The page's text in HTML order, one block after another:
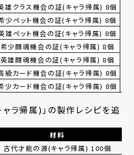
雄クラス機会の証(キャラ帰属) 8個
少ペット機会の証(キャラ帰属) 8個
雄ペット機会の証(キャラ帰属) 8個
希少闘魂機会の証(キャラ帰属) 8個
英雄闘魂機会の証(キャラ帰属) 8個
級カード機会の証(キャラ帰属) 8個
少カード機会の証(キャラ帰属) 8個
ラ帰属)」の製作レシピを追
材料
古代才能の源(キャラ帰属) 100個